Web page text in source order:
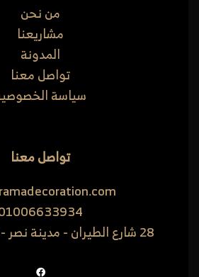
من نحن
مشاريعنا
المدونة
تواصل معنا
سياسة
تواصل معنا
28 شارع الطيران - مدينة نصر - القاهرة - مصر